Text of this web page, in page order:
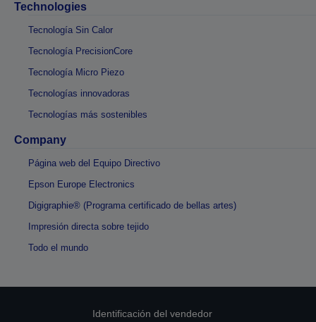
Technologies
Tecnología Sin Calor
Tecnología PrecisionCore
Tecnología Micro Piezo
Tecnologías innovadoras
Tecnologías más sostenibles
Company
Página web del Equipo Directivo
Epson Europe Electronics
Digigraphie® (Programa certificado de bellas artes)
Impresión directa sobre tejido
Todo el mundo
Identificación del vendedor